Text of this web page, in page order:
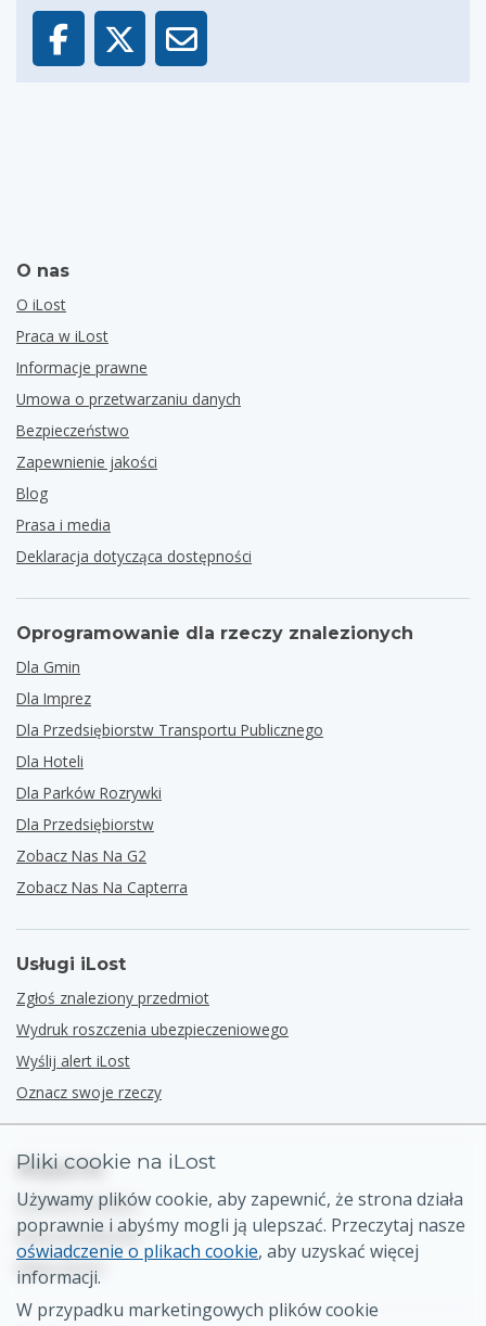
O nas
O iLost
Praca w iLost
Informacje prawne
Umowa o przetwarzaniu danych
Bezpieczeństwo
Zapewnienie jakości
Blog
Prasa i media
Deklaracja dotycząca dostępności
Oprogramowanie dla rzeczy znalezionych
Dla Gmin
Dla Imprez
Dla Przedsiębiorstw Transportu Publicznego
Dla Hoteli
Dla Parków Rozrywki
Dla Przedsiębiorstw
Zobacz Nas Na G2
Zobacz Nas Na Capterra
Usługi iLost
Zgłoś znaleziony przedmiot
Wydruk roszczenia ubezpieczeniowego
Wyślij alert iLost
Oznacz swoje rzeczy
Wsparcie
Centrum Pomocy
Dane kontaktowe
Mapa strony
Pliki cookie na iLost
Używamy plików cookie, aby zapewnić, że strona działa
poprawnie i abyśmy mogli ją ulepszać. Przeczytaj nasze
oświadczenie o plikach cookie, aby uzyskać więcej
informacji.
W przypadku marketingowych plików cookie